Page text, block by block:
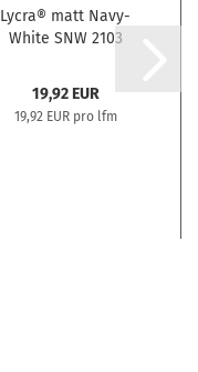
Lycra® matt Navy-
White SNW 2103
19,92 EUR
19,92 EUR pro lfm